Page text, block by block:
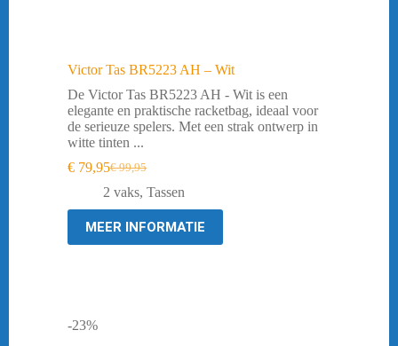
Victor Tas BR5223 AH – Wit
De Victor Tas BR5223 AH - Wit is een
elegante en praktische racketbag, ideaal voor
de serieuze spelers. Met een strak ontwerp in
witte tinten ...
€99,95
Oorspronkelijke
prijs
was:
€ 99,95.
€ 79,95Huidige
prijs
is:
€ 79,95.
2 vaks, Tassen
MEER INFORMATIE
-23%